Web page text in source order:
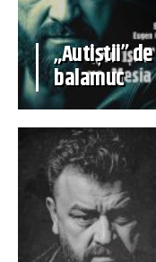
„Autiștii”
balamuc